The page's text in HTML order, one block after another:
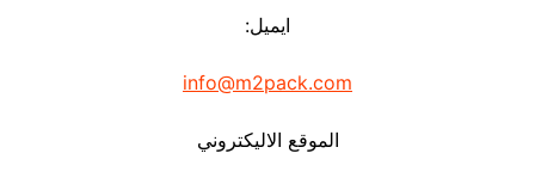
ايميل:
info@m2pack.com
الموقع الاليكتروني